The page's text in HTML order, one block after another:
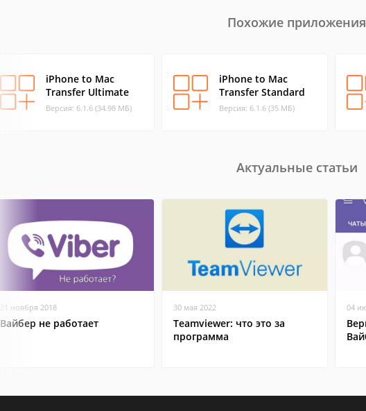
Похожие приложения
iPhone to Mac
Transfer Ultimate
Версия: 6.1.6 (34.98 МБ)
iPhone to Mac
Transfer Standard
Версия: 6.1.6 (35 МБ)
Актуальные статьи
21 ноября 2018
Вайбер не работает
30 мая 2022
Teamviewer: что это за
программа
04